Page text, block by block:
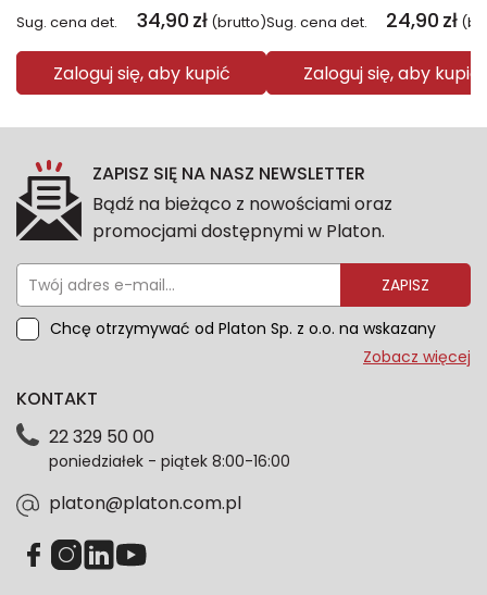
Sug. cena det. 34,90 zł (brutto)
Zaloguj się, aby kupić
Sug. cena det. 24,90 zł
Zaloguj się, aby kupić
ZAPISZ SIĘ NA NASZ NEWSLETTER
Bądź na bieżąco z nowościami oraz
promocjami dostępnymi w Platon.
ZAPISZ
Chcę otrzymywać od Platon Sp. z o.o. na wskazany
przeze mnie adres e-mail informacje marketingowe
dotyczące danych osobowych znajdziesz w naszej
każdym czasie. Wycofanie zgody nie wpłynie na
zgodność z prawem przetwarzania dokonanego przed
Zobacz więcej
KONTAKT
22 329 50 00
poniedziałek - piątek 8:00-16:00
platon@platon.com.pl